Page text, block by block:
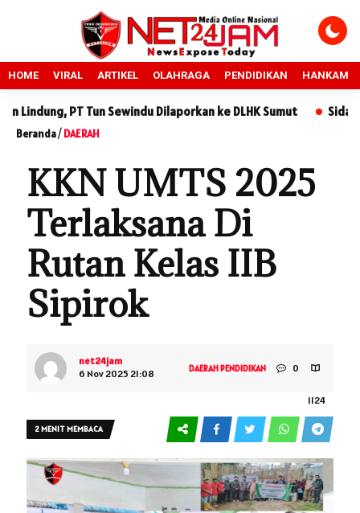
HOME VIRAL ARTIKEL OLAHRAGA PENDIDIKAN HANKAM
Tun Sewindu Dilaporkan ke DLHK Sumut Sidang Sengketa
Beranda/DAERAH
KKN UMTS 2025
Terlaksana Di
Rutan Kelas IIB
Sipirok
net24jam
6 Nov 2025 21:08
DAERAHPENDIDIKAN 0
1124
2 MENIT MEMBACA